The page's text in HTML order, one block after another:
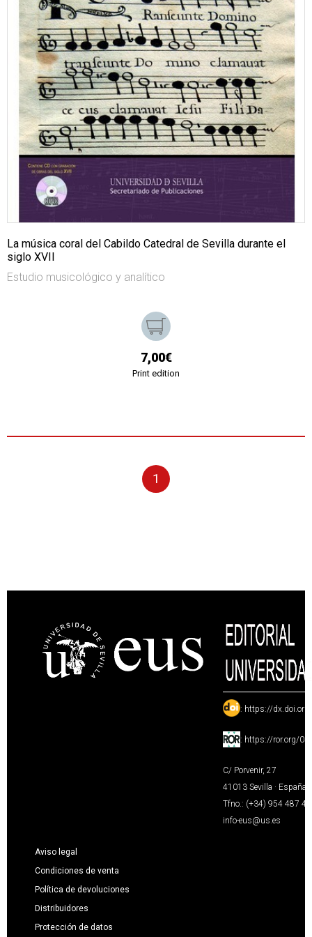
La música coral del Cabildo Catedral de Sevilla durante el
siglo XVII
Estudio musicológico y analítico
7,00€
Print edition
1
: https://
: https://ror.org/
C/ Porvenir, 27
41013 Sevilla · España
Tfno.: (+34) 954 487
info-eus@us.es
Aviso legal
Condiciones de venta
Política de devoluciones
Distribuidores
Protección de datos